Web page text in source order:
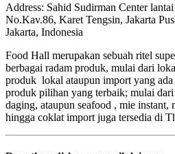
Address: Sahid Sudirman Center
No.Kav.86, Karet Tengsin, Jakarta
Jakarta, Indonesia
Food Hall merupakan sebuah ritel
berbagai radam produk, mulai dari
produk lokal ataupun import yang
produk pilihan yang terbaik; mulai dari
daging, ataupun seafood , mie
hingga coklat import juga tersedia di